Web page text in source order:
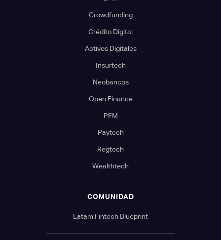
Crowdfunding
Crédito Digital
Activos Digitales
Insurtech
Neobancos
Open Finance
PFM
Paytech
Regtech
Wealthtech
COMUNIDAD
Latam Fintech Blueprint